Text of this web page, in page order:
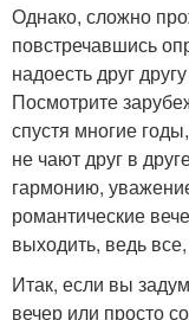
Однако, сложно
повстречавшись
надоесть друг
Посмотрите
спустя многие
не чают друг в
гармонию,
романтические
выходить, ведь
Итак, если вы
вечер или просто